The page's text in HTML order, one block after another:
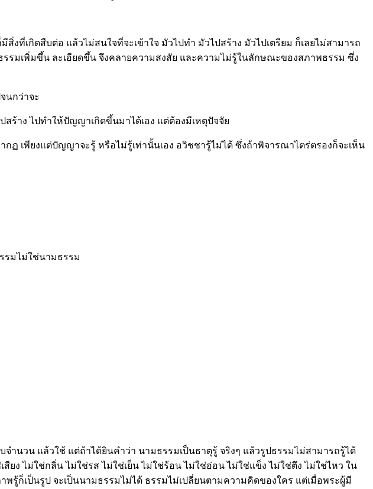
งที่เกิดสืบต่อ แล้วไม่สนใจที่จะเข้าใจ มัวไปทำ มัวไปสร้าง มัวไปเตรียม ก็เลยไม่สามารถ
มเพิ่มขึ้น ละเอียดขึ้น จึงคลายความสงสัย และความไม่รู้ในลักษณะของสภาพธรรม ซึ่ง
นกว่าจะ
สร้าง ไปทำให้ปัญญาเกิดขึ้นมาได้เอง แต่ต้องมีเหตุปัจจัย
ฏ เพียงแต่ปัญญาจะรู้ หรือไม่รู้เท่านั้นเอง อวิชชารู้ไม่ได้ ซึ่งถ้าพิจารณาไตร่ตรองก็จะเห็น
รมไม่ใช่นามธรรม
ำนวน แล้วใช้ แต่ถ้าได้ยินคำว่า นามธรรมเป็นธาตุรู้ จริงๆ แล้วรูปธรรมไม่สามารถรู้ได้
ง ไม่ใช่กลิ่น ไม่ใช่รส ไม่ใช่เย็น ไม่ใช่ร้อน ไม่ใช่อ่อน ไม่ใช่แข็ง ไม่ใช่ตึง ไม่ใช่ไหว ใน
ก็เป็นรูป จะเป็นนามธรรมไม่ได้ ธรรมไม่เปลี่ยนตามความคิดของใคร แต่เมื่อพระผู้มี